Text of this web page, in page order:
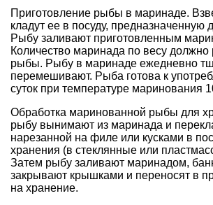
Приготовление рыбы в маринаде.
кладут ее в посуду, предназначенную
Рыбу заливают приготовленным
Количество маринада по весу должно
рыбы. Рыбу в маринаде ежедневно
перемешивают. Рыба готова к
суток при температуре маринования
Обработка маринованной рыбы для
рыбу вынимают из маринада и
нарезанной на филе или кусками в
хранения (в стеклянные или
Затем рыбу заливают маринадом,
закрывают крышками и переносят в
на хранение.